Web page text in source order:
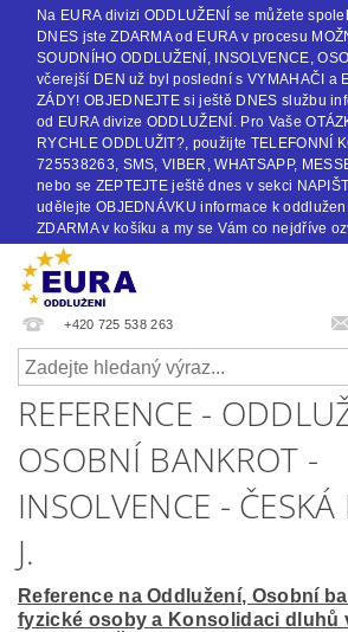
Na EURA divizi ODDLUŽENÍ se můžete
DNES jste ZDARMA od EURA v procesu
SOUDNÍHO ODDLUŽENÍ, INSOLVENCE,
včerejší DEN už byl poslední s VYMAHAČI a
ZÁDY! OBJEDNEJTE si ještě DNES službu
od EURA divize ODDLUŽENÍ. Pro Vaše
RYCHLE ODDLUŽIT?, použijte TELEFONNÍ
725538263, SMS, VIBER, WHATSAPP,
nebo se ZEPTEJTE ještě dnes v sekci
udělejte OBJEDNÁVKU informace k
ZDARMA v košíku a my se Vám co nejdříve
+420 725 538 263
REFERENCE -
OSOBNÍ BANKROT -
INSOLVENCE - ČESKÁ
J.
Reference na Oddlužení, Osobní
fyzické osoby a Konsolidaci dluhů